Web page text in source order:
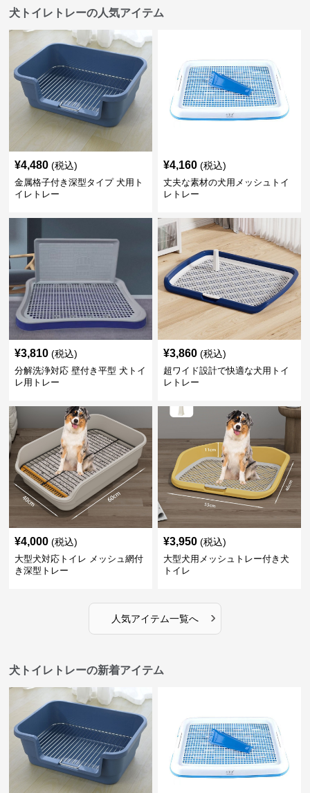
犬トイレトレーの人気アイテム
¥4,480 (税込)
金属格子付き深型タイプ 犬用ト
イレトレー
¥4,160 (税込)
丈夫な素材の犬用メッシュトイ
レトレー
¥3,810 (税込)
分解洗浄対応 壁付き平型 犬トイ
レ用トレー
¥3,860 (税込)
超ワイド設計で快適な犬用トイ
レトレー
¥4,000 (税込)
大型犬対応トイレ メッシュ網付
き深型トレー
¥3,950 (税込)
大型犬用メッシュトレー付き犬
トイレ
人気アイテム一覧へ ›
犬トイレトレーの新着アイテム